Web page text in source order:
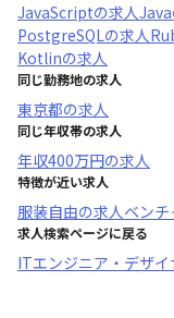
JavaScriptの求人Java
PostgreSQLの求人
Kotlinの求人
同じ勤務地の求人
東京都の求人
同じ年収帯の求人
年収400万円の求人
特徴が近い求人
服装自由の求人ベン
求人検索ページに戻る
ITエンジニア・デザ